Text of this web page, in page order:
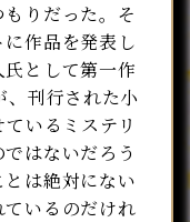
りだった。そ
作品を発表し
として第一作
、刊行された小
いるミステリ
はないだろう
は絶対にない
いるのだけれ